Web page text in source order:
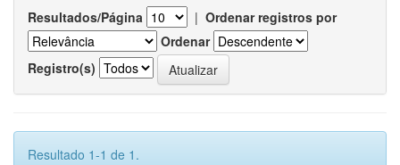
Resultados/Página | Ordenar registros por
Ordenar
Registro(s)
Resultado 1-1 de 1.